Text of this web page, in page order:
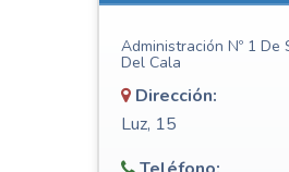
Administración Nº 1 De
Del Cala
Dirección:
Luz, 15